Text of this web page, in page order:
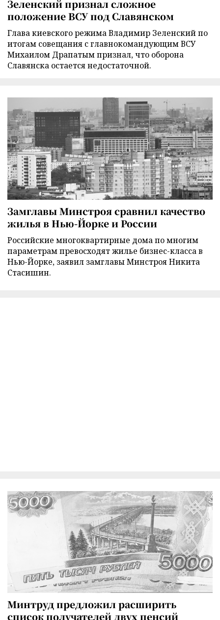
Зеленский признал сложное
положение ВСУ под Славянском
Глава киевского режима Владимир Зеленский по
итогам совещания с главнокомандующим ВСУ
Михаилом Драпатым признал, что оборона
Славянска остается недостаточной.
Замглавы Минстроя сравнил качество
жилья в Нью-Йорке и России
Российские многоквартирные дома по многим
параметрам превосходят жилье бизнес-класса в
Нью-Йорке, заявил замглавы Минстроя Никита
Стасишин.
Минтруд предложил расширить
список получателей двух пенсий